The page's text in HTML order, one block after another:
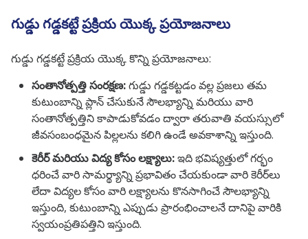
గుడ్డు గడ్డకట్టే ప్రక్రియ యొక్క ప్రయోజనాలు
గుడ్డు గడ్డకట్టే ప్రక్రియ యొక్క కొన్ని ప్రయోజనాలు:
సంతానోత్పత్తి సంరక్షణ:గుడ్డు గడ్డకట్టడం వల్ల ప్రజలు తమ
కుటుంబాన్ని ప్లాన్ చేసుకునే సౌలభ్యాన్ని మరియు వారి
సంతానోత్పత్తిని కాపాడుకోవడం ద్వారా తరువాతి వయస్సులో
జీవసంబంధమైన పిల్లలను కలిగి ఉండే అవకాశాన్ని ఇస్తుంది.
కెరీర్ మరియు విద్య కోసం లక్ష్యాలు:ఇది భవిష్యత్తులో గర్భం
ధరించే వారి సామర్థ్యాన్ని ప్రభావితం చేయకుండా వారి కెరీర్‌లు
లేదా విద్యల కోసం వారి లక్ష్యాలను కొనసాగించే సౌలభ్యాన్ని
ఇస్తుంది, కుటుంబాన్ని ఎప్పుడు ప్రారంభించాలనే దానిపై వారికి
స్వయంప్రతిపత్తిని ఇస్తుంది.